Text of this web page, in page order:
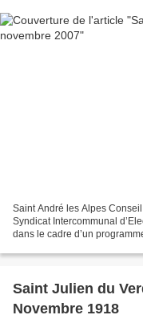
Saint André les Alpes
Syndicat Intercommunal
dans le cadre d’un
Saint Julien du
Novembre 1918